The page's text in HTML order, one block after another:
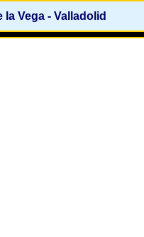
la Vega - Valladolid